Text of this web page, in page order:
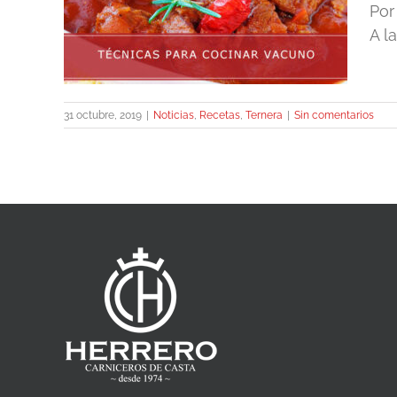
A
31 octubre, 2019 Noticias, Recetas, Ternera Sin comentarios